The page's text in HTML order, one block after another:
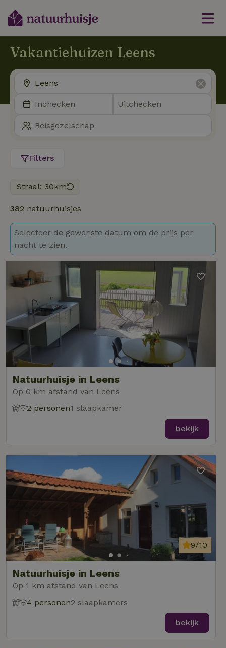
Vakantiehuizen Leens
Filters
Straal: 30km
382 natuurhuisjes
Selecteer de gewenste datum om de prijs per
nacht te zien.
Natuurhuisje in Leens
Op 0 km afstand van Leens
2 personen1 slaapkamer
bekijk
Natuurhuisje in Leens
Op 1 km afstand van Leens
9/10
4 personen2 slaapkamers
bekijk